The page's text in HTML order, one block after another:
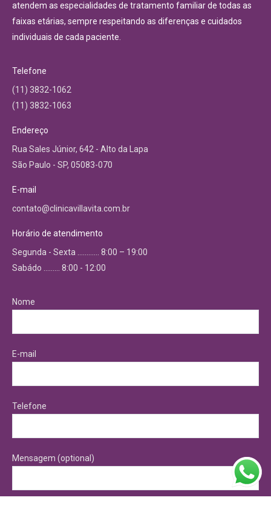
atendem as especialidades de tratamento familiar de todas as
faixas etárias, sempre respeitando as diferenças e cuidados
individuais de cada paciente.
Telefone
(11) 3832-1062
(11) 3832-1063
Endereço
Rua Sales Júnior, 642 - Alto da Lapa
São Paulo - SP, 05083-070
E-mail
contato@clinicavillavita.com.br
Horário de atendimento
Segunda - Sexta ………… 8:00 – 19:00
Sabádo ……… 8:00 - 12:00
Nome
E-mail
Telefone
Mensagem (optional)